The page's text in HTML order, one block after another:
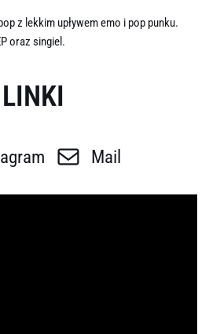
z lekkim upływem emo i pop punku.
oraz singiel.
LINKI
Mail